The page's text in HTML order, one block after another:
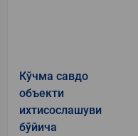
Кўчма савдо
объекти
ихтисослашуви
бўйича